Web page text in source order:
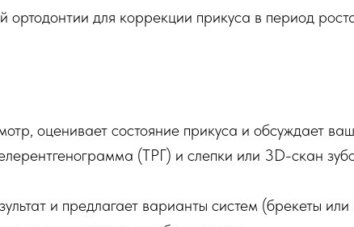
ортодонтии для коррекции прикуса в период
оценивает состояние прикуса и обсуждает
(ТРГ) и слепки или 3D-скан
и предлагает варианты систем (брекеты